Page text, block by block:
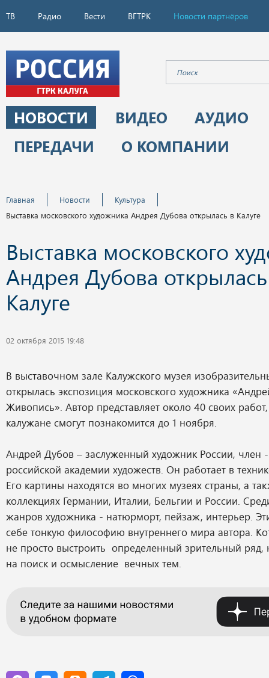
ТВ Радио Вести ВГТРК Новости партнёров
НОВОСТИ ВИДЕО
АУДИО
ПЕРЕДАЧИ
О КОМПАНИИ
Главная Новости
Культура
Выставка московского художника Андрея Дубова открылась в Калуге
Выставка московского
Андрея Дубова
Калуге
02 октября 2015 19:48
В выставочном зале Калужского музея
открылась экспозиция московского художника
Живопись». Автор представляет около 40 своих
калужане смогут познакомится до 1 ноября.
Андрей Дубов – заслуженный художник России, член
российской академии художеств. Он работает в
Его картины находятся во многих музеях страны, а
коллекциях Германии, Италии, Бельгии и России.
жанров художника - натюрморт, пейзаж, интерьер.
себе тонкую философию внутреннего мира автора.
не просто выстроить определенный зрительный ряд,
на поиск и осмысление вечных тем.